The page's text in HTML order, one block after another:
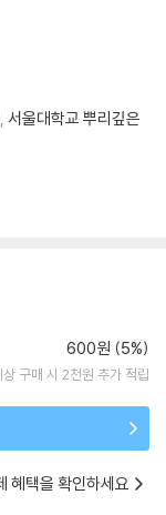
서울대학교 뿌리깊은
600원 (5%)
구매 시 2천원 추가 적립
혜택을 확인하세요